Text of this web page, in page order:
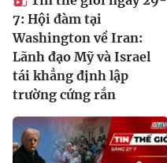
7: Hội đàm tại
Washington về Iran:
Lãnh đạo Mỹ và Israel
tái khẳng định lập
trường cứng rắn